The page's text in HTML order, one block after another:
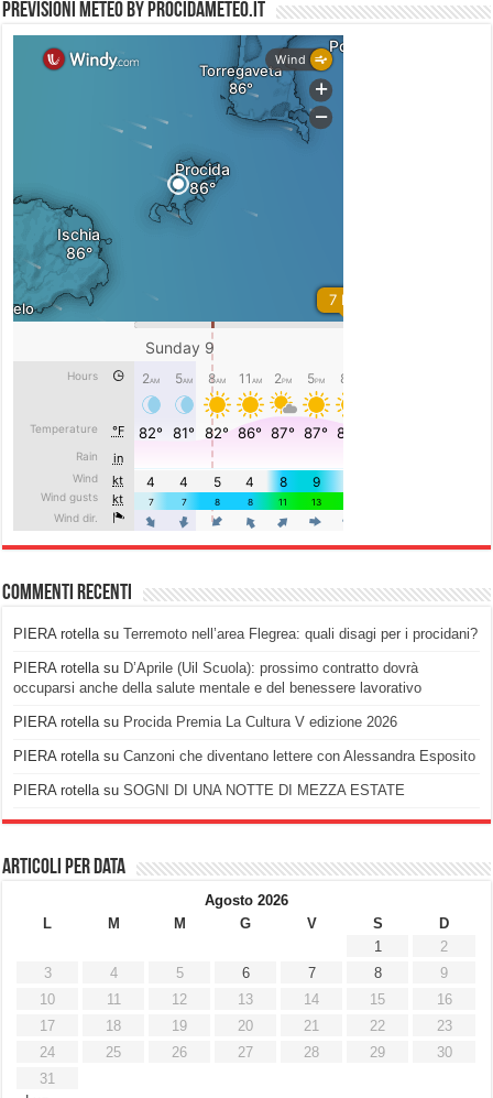
PREVISIONI METEO by PROCIDAMETEO.IT
Commenti recenti
PIERA rotellasuTerremoto nell’area Flegrea: quali disagi per i procidani?
PIERA rotellasu D’Aprile (Uil Scuola): prossimo contratto dovrà
occuparsi anche della salute mentale e del benessere lavorativo
PIERA rotellasu Procida Premia La Cultura V edizione 2026
PIERA rotellasuCanzoni che diventano lettere con Alessandra Esposito
PIERA rotellasuSOGNI DI UNA NOTTE DI MEZZA ESTATE
Articoli per data
Agosto 2026
L
M M G V S
D
1
2
3
4 5 6 7 8
9
10
11 12 13 14 15
16
17
18 19 20 21 22
23
24
25 26 27 28 29
30
31